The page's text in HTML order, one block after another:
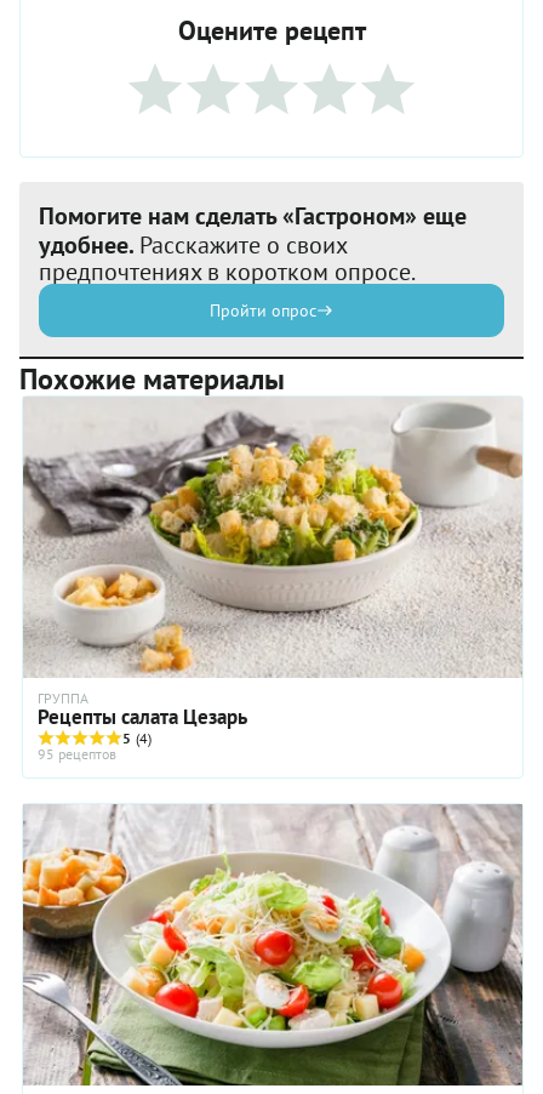
Оцените рецепт
Помогите нам сделать «Гастроном» еще
удобнее. Расскажите о своих
предпочтениях в коротком опросе.
Пройти опрос
Похожие материалы
ГРУППА
Рецепты салата Цезарь
5 (4)
95 рецептов